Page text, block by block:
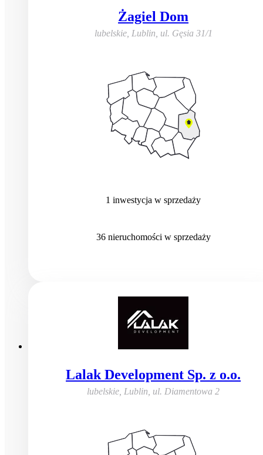
Żagiel Dom
lubelskie, Lublin ul. Gęsia 31/1
1 inwestycja w sprzedaży
36 nieruchomości w sprzedaży
Lalak Development Sp. z o.o.
lubelskie, Lublin ul. Diamentowa 2